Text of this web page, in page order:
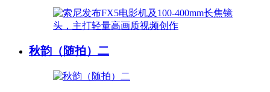
秋韵（随拍）二